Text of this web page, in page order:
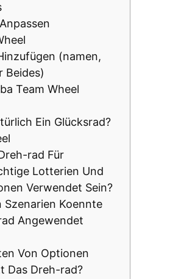
(namen,
Beides)
Team Wheel
Ein Glücksrad?
rad Für
Lotterien Und
Verwendet Sein?
Szenarien Koennte
Angewendet
Von Optionen
Das Dreh-rad?